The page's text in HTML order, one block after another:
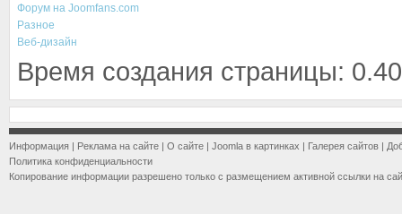
Форум на Joomfans.com
Разное
Веб-дизайн
Время создания страницы:
Информация | Реклама на сайте | О сайте | Joomla в картинках | Галерея сайтов |
Политика конфиденциальности
Копирование информации разрешено только с размещением активной ссылки на